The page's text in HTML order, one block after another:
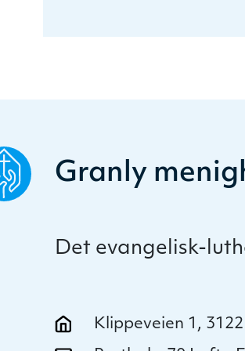
Granly
Det evangelisk-
Klippeveien 1,